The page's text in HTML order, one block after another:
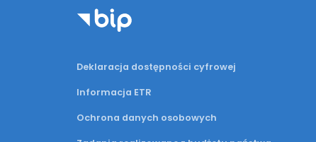
Deklaracja dostępności cyfrowej
Informacja ETR
Ochrona danych osobowych